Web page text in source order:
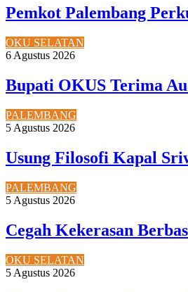
Pemkot Palembang
OKU SELATAN
6 Agustus 2026
Bupati OKUS Terima
PALEMBANG
5 Agustus 2026
Usung Filosofi Kapal
PALEMBANG
5 Agustus 2026
Cegah Kekerasan
OKU SELATAN
5 Agustus 2026